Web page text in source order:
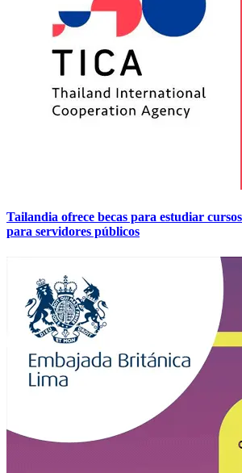
Tailandia ofrece becas para estudiar
para servidores públicos